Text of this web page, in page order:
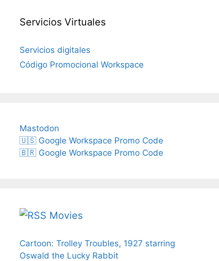
Servicios Virtuales
Servicios digitales
Código Promocional Workspace
Mastodon
🇺🇸 Google Workspace Promo Code
🇧🇷 Google Workspace Promo Code
Movies
Cartoon: Trolley Troubles, 1927 starring
Oswald the Lucky Rabbit